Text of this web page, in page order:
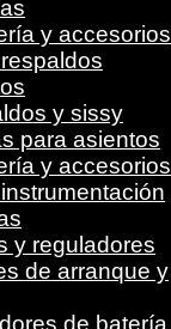
y accesorios
y sissy
para asientos
y accesorios
y reguladores
de arranque y
de batería